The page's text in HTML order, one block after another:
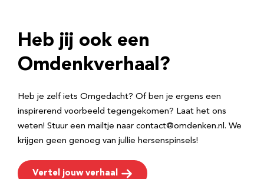
r
e
Heb jij ook een
Omdenkverhaal?
Heb je zelf iets Omgedacht? Of ben je ergens een
inspirerend voorbeeld tegengekomen? Laat het ons
weten! Stuur een mailtje naar contact@omdenken.nl. We
krijgen geen genoeg van jullie hersenspinsels!
Vertel jouw verhaal